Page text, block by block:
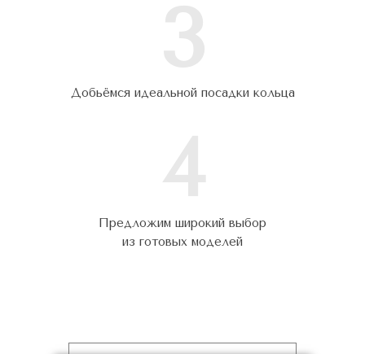
Добьёмся идеальной посадки кольца
Предложим широкий выбор
из готовых моделей